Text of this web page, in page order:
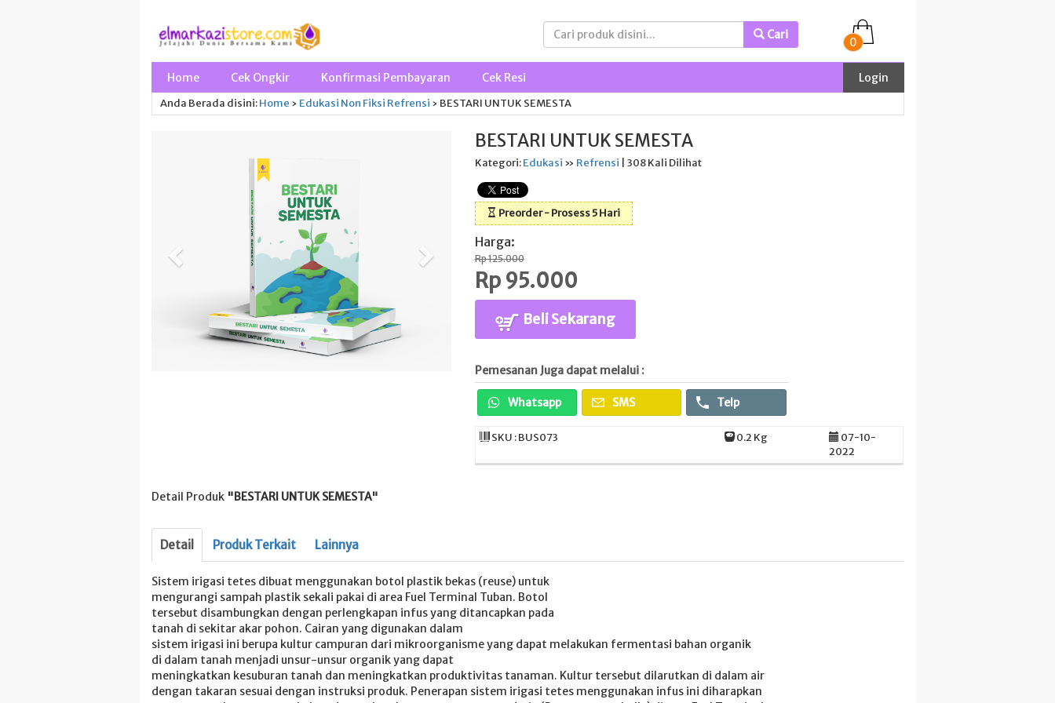
Cari
0
Home Cek Ongkir Konfirmasi Pembayaran Cek Resi Login
Anda Berada disini: Home › Edukasi Non Fiksi Refrensi › BESTARI UNTUK SEMESTA
BESTARI UNTUK SEMESTA
Kategori:Edukasi » Refrensi | 308 Kali Dilihat
Preorder - Prosess 5 Hari
Harga:
Rp 125.000
Rp 95.000
Beli Sekarang
Pemesanan Juga dapat melalui :
Whatsapp SMS Telp
SKU : BUS073 0.2 Kg
07-10-
2022
Detail Produk "BESTARI UNTUK SEMESTA"
Detail Produk Terkait Lainnya
Sistem irigasi tetes dibuat menggunakan botol plastik bekas (reuse) untuk
mengurangi sampah plastik sekali pakai di area Fuel Terminal Tuban. Botol
tersebut disambungkan dengan perlengkapan infus yang ditancapkan pada
tanah di sekitar akar pohon. Cairan yang digunakan dalam
sistem irigasi ini berupa kultur campuran dari mikroorganisme yang dapat melakukan fermentasi bahan organik
di dalam tanah menjadi unsur-unsur organik yang dapat
meningkatkan kesuburan tanah dan meningkatkan produktivitas tanaman. Kultur tersebut dilarutkan di dalam air
dengan takaran sesuai dengan instruksi produk. Penerapan sistem irigasi tetes menggunakan infus ini diharapkan